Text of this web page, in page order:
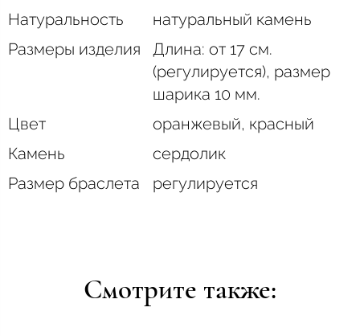
Натуральность
натуральный камень
Размеры изделия
Длина: от 17 см.
(регулируется), размер
шарика 10 мм.
Цвет
оранжевый, красный
Камень
сердолик
Размер браслета
регулируется
Смотрите также: